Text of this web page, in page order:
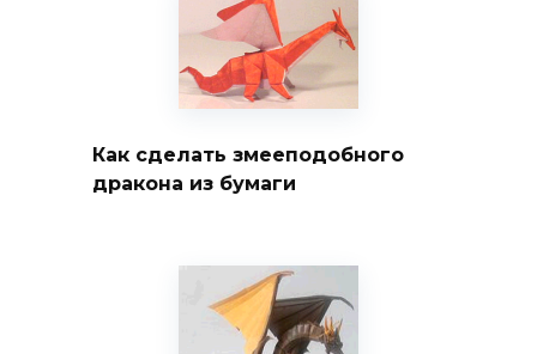
Как сделать змееподобного
дракона из бумаги